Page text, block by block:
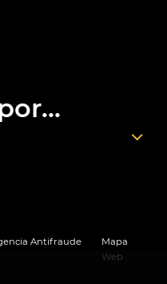
Antifraude
Mapa
Web